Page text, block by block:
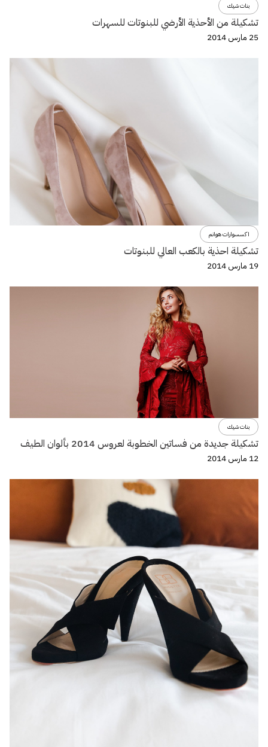
بنات شيك
تشكيلة من الأحذية الأرضي للبنوتات للسهرات
25 مارس 2014
اكسسوارات هوانم
تشكيلة احذية بالكعب العالي للبنوتات
19 مارس 2014
بنات شيك
تشكيلة جديدة من فساتين الخطوبة لعروس 2014 بألوان الطيف
12 مارس 2014